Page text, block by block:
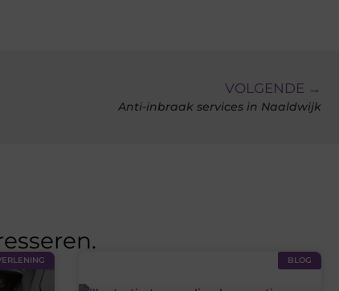
VOLGENDE →
Anti-inbraak services in Naaldwijk
BLOG